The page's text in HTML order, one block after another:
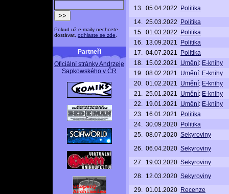
Pokud už e-maily nechcete
dostávat, odhlaste se zde
Partneři
Oficiální stránky Andrzeje
Sapkowského v ČR
13. 05.04.2022
Politika
14. 25.03.2022
Politika
15. 01.03.2022
Politika
16. 13.09.2021
Politika
17. 04.07.2021
Politika
18. 15.02.2021 Umění: E-knihy
19. 08.02.2021 Umění: E-knihy
20. 01.02.2021 Umění: E-knihy
21. 25.01.2021 Umění: E-knihy
22. 19.01.2021 Umění: E-knihy
23. 16.01.2021
Politika
24. 30.09.2020 Politika
25. 08.07.2020 Sekyroviny
26. 06.04.2020 Sekyroviny
27. 19.03.2020 Sekyroviny
28. 12.03.2020 Sekyroviny
29. 01.01.2020 Recenze